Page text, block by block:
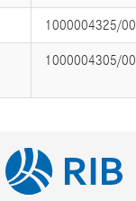
1000004325/
1000004305/